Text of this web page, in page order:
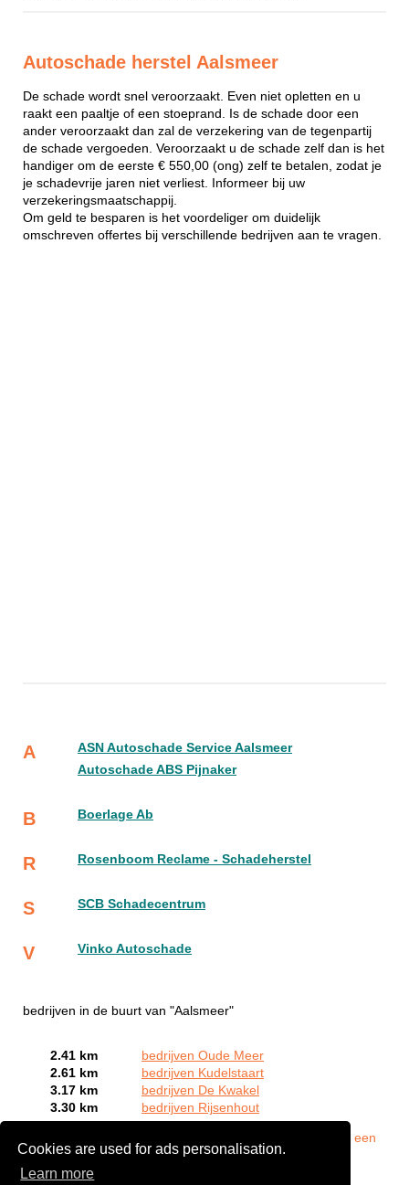
Cookies are used for ads personalisation.
Learn more
Autoschade herstel Aalsmeer
De schade wordt snel veroorzaakt. Even niet opletten en u
raakt een paaltje of een stoeprand. Is de schade door een
ander veroorzaakt dan zal de verzekering van de tegenpartij
de schade vergoeden. Veroorzaakt u de schade zelf dan is het
handiger om de eerste € 550,00 (ong) zelf te betalen, zodat je
je schadevrije jaren niet verliest. Informeer bij uw
verzekeringsmaatschappij.
Om geld te besparen is het voordeliger om duidelijk
omschreven offertes bij verschillende bedrijven aan te vragen.
A
ASN Autoschade Service Aalsmeer
Autoschade ABS Pijnaker
B Boerlage Ab
R Rosenboom Reclame - Schadeherstel
S SCB Schadecentrum
V Vinko Autoschade
bedrijven in de buurt van "Aalsmeer"
2.41 km
bedrijven Oude Meer
2.61 km
bedrijven Kudelstaart
3.17 km
bedrijven De Kwakel
3.30 km
bedrijven Rijsenhout
Meld een
bedrijf gratis aan